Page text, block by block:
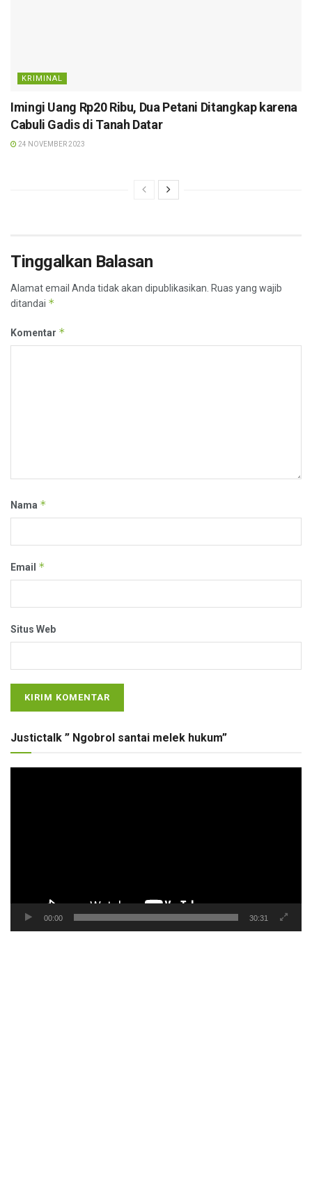
KRIMINAL
Imingi Uang Rp20 Ribu, Dua Petani Ditangkap karena
Cabuli Gadis di Tanah Datar
24 NOVEMBER 2023
Tinggalkan Balasan
Alamat email Anda tidak akan dipublikasikan. Ruas yang wajib
ditandai *
Komentar *
Nama *
Email *
Situs Web
Justictalk ” Ngobrol santai melek hukum”
00:00 30:31